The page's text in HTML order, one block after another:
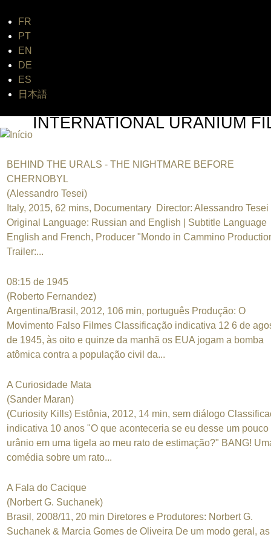
FR
PT
EN
DE
ES
日本語
INTERNATIONAL URANIUM
BEHIND THE URALS - THE NIGHTMARE BEFORE
CHERNOBYL
(Alessandro Tesei)
Italy, 2015, 62 mins, Documentary Director: Alessandro Tesei
Original Language: Russian and English | Subtitle Language
English and French, Producer "Mondo in Cammino
Trailer:...
08:15 de 1945
(Roberto Fernandez)
Argentina/Brasil, 2012, 106 min, português Produção: O
Movimento Falso Filmes Classificação indicativa 12 6 de
de 1945, às oito e quinze da manhã os EUA jogam a bomba
atômica contra a população civil da...
A Curiosidade Mata
(Sander Maran)
(Curiosity Kills) Estônia, 2012, 14 min, sem diálogo
indicativa 10 anos "O que aconteceria se eu desse um pouco
urânio em uma tigela ao meu rato de estimação?" BANG!
comédia sobre um rato...
A Fala do Cacique
(Norbert G. Suchanek)
Brasil, 2008/11, 20 min Diretores e Produtores: Norbert G.
Suchanek & Marcia Gomes de Oliveira De um modo geral, as